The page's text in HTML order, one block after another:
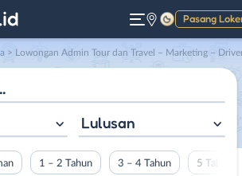
Pasang
Gelap
> Lowongan Admin Tour dan Travel – Marketing – Driver Wisata di Gizusa Tour dan
Lulusan
1 – 2 Tahun 3 – 4 Tahun 5 Tahun